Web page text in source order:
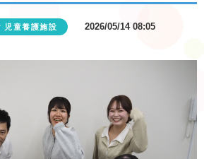
児童養護施設 2026/05/14 08:05